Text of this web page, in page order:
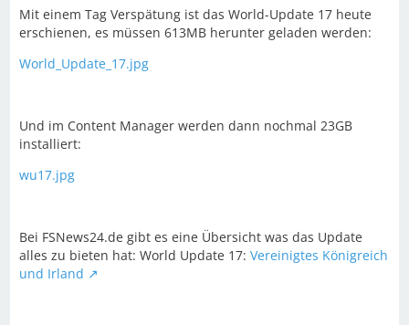
Mit einem Tag Verspätung ist das World-Update 17 heute
erschienen, es müssen 613MB herunter geladen werden:
World_Update_17.jpg
Und im Content Manager werden dann nochmal 23GB
installiert:
wu17.jpg
Bei FSNews24.de gibt es eine Übersicht was das Update
alles zu bieten hat: World Update 17: Vereinigtes Königreich
und Irland